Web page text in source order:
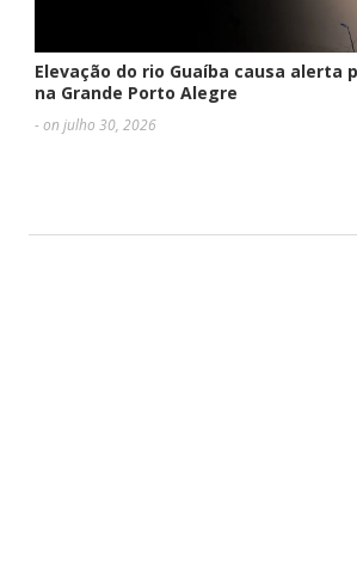
Elevação do rio Guaíba causa alerta
na Grande Porto Alegre
- on julho 30, 2026